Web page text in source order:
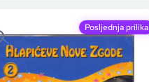
Posljednja prilika